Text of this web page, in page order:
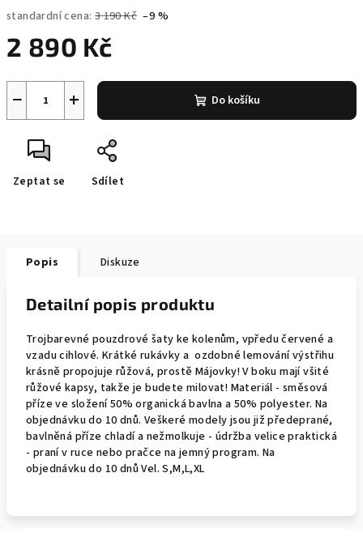
standardní cena: 3 190 Kč –9 %
2 890 Kč
+
− Do košíku
Zeptat se Sdílet
Popis Diskuze
Detailní popis produktu
Trojbarevné pouzdrové šaty ke kolenům, vpředu červené a
vzadu cihlové. Krátké rukávky a ozdobné lemování výstřihu
krásně propojuje růžová, prostě Májovky! V boku mají všité
růžové kapsy, takže je budete milovat! Materiál - směsová
příze ve složení 50% organická bavlna a 50% polyester. Na
objednávku do 10 dnů. Veškeré modely jsou již předeprané,
bavlněná příze chladí a nežmolkuje - údržba velice praktická
- praní v ruce nebo pračce na jemný program. Na
objednávku do 10 dnů Vel. S,M,L,XL